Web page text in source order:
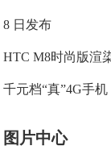
8 日发布
HTC M8时尚版渲
千元档“真”4G手
图片中心